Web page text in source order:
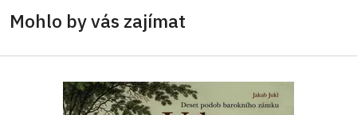
Mohlo by vás zajímat